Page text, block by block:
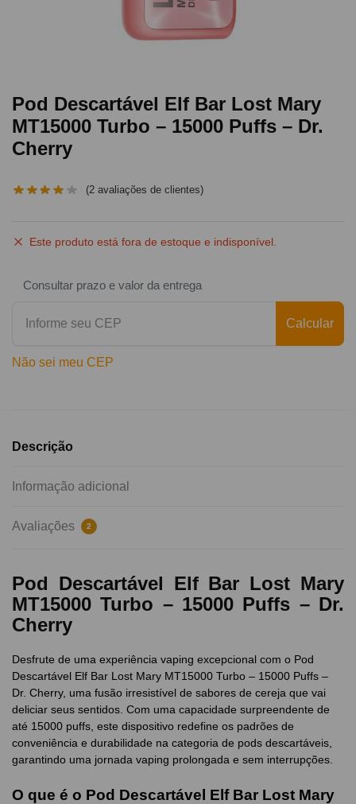
Pod Descartável Elf Bar Lost Mary
MT15000 Turbo – 15000 Puffs – Dr.
Cherry
(2 avaliações de clientes)
Este produto está fora de estoque e indisponível.
Consultar prazo e valor da entrega
Calcular
Não sei meu CEP
Descrição
Informação adicional
Avaliações 2
Pod Descartável Elf Bar Lost Mary
MT15000 Turbo – 15000 Puffs – Dr.
Cherry
Desfrute de uma experiência vaping excepcional com o Pod
Descartável Elf Bar Lost Mary MT15000 Turbo – 15000 Puffs –
Dr. Cherry, uma fusão irresistível de sabores de cereja que vai
deliciar seus sentidos. Com uma capacidade surpreendente de
até 15000 puffs, este dispositivo redefine os padrões de
conveniência e durabilidade na categoria de pods descartáveis,
garantindo uma jornada vaping prolongada e sem interrupções.
O que é o Pod Descartável Elf Bar Lost Mary